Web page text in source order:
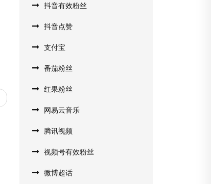
抖音有效粉丝
抖音点赞
支付宝
番茄粉丝
红果粉丝
网易云音乐
腾讯视频
视频号有效粉丝
微博超话